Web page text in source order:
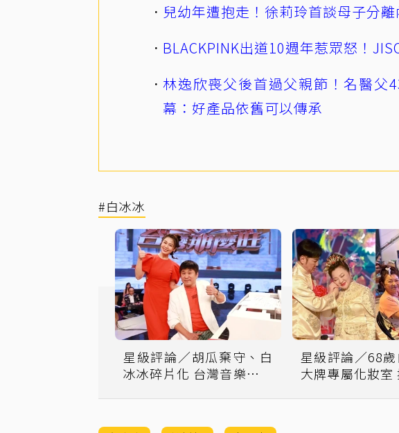
兒幼年遭抱走！徐莉玲首談母子分離
BLACKPINK出道10週年惹眾怒！
林逸欣喪父後首過父親節！名醫
幕：好產品依舊可以傳承
#白冰冰
星級評論／胡瓜棄守、白
冰冰碎片化 台灣音樂節目
星級評論／68
大牌專屬化妝室